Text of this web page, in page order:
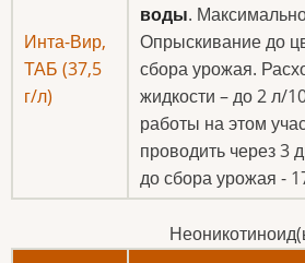
Инта-Вир,
ТАБ (37,5
г/л)
воды.
Опрыскивание до
сбора урожая.
жидкости – до 2 л/
работы на этом
проводить через 3
до сбора урожая -